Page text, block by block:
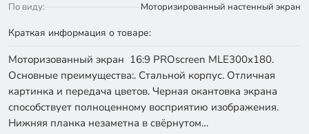
По виду:
Моторизированный настенный экран
Краткая информация о товаре:
Моторизованный экран 16:9 PROscreen MLE300x180.
Основные преимущества:. Стальной корпус. Отличная
картинка и передача цветов. Черная окантовка экрана
способствует полноценному восприятию изображения.
Нижняя планка незаметна в свёрнутом…